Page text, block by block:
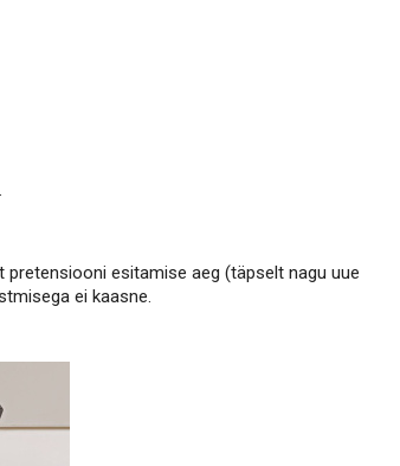
esitamise aeg (täpselt nagu uue
ei kaasne.